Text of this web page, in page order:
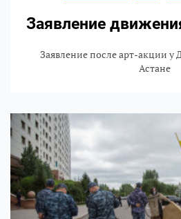
Заявление
Заявление после арт-акции у
Астане